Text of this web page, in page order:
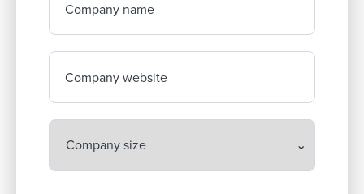
Company name
Company website